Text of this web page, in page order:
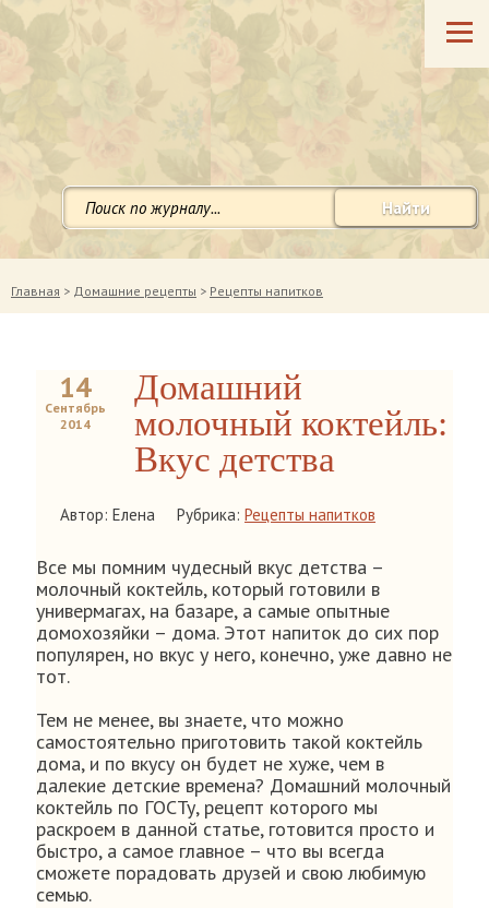
Найти
Главная > Домашние рецепты > Рецепты напитков
14
Сентябрь
2014
Домашний
молочный коктейль:
Вкус детства
Автор: Елена Рубрика: Рецепты напитков
Все мы помним чудесный вкус детства –
молочный коктейль, который готовили в
универмагах, на базаре, а самые опытные
домохозяйки – дома. Этот напиток до сих пор
популярен, но вкус у него, конечно, уже давно не
тот.
Тем не менее, вы знаете, что можно
самостоятельно приготовить такой коктейль
дома, и по вкусу он будет не хуже, чем в
далекие детские времена? Домашний молочный
коктейль по ГОСТу, рецепт которого мы
раскроем в данной статье, готовится просто и
быстро, а самое главное – что вы всегда
сможете порадовать друзей и свою любимую
семью.